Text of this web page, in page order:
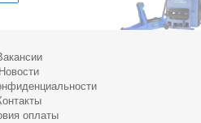
Новости
оплаты